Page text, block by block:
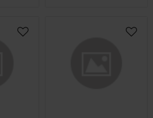
Lägg till i önskelista Lägg